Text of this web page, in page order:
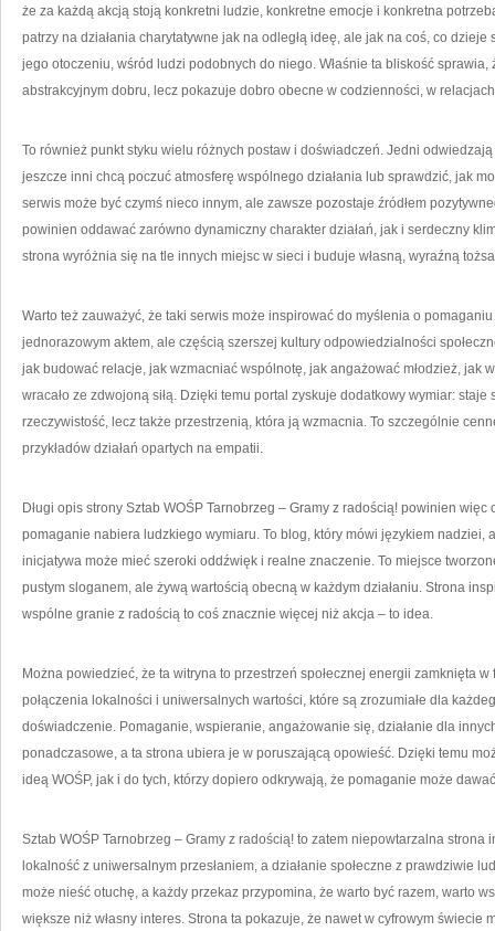
że za każdą akcją stoją konkretni ludzie, konkretne emocje i konkretna
patrzy na działania charytatywne jak na odległą ideę, ale jak na coś, co
jego otoczeniu, wśród ludzi podobnych do niego. Właśnie ta bliskość
abstrakcyjnym dobru, lecz pokazuje dobro obecne w codzienności, w
To również punkt styku wielu różnych postaw i doświadczeń. Jedni
jeszcze inni chcą poczuć atmosferę wspólnego działania lub sprawdzić, jak
serwis może być czymś nieco innym, ale zawsze pozostaje źródłem
powinien oddawać zarówno dynamiczny charakter działań, jak i serdeczny
strona wyróżnia się na tle innych miejsc w sieci i buduje własną, wyraźną
Warto też zauważyć, że taki serwis może inspirować do myślenia o
jednorazowym aktem, ale częścią szerszej kultury odpowiedzialności
jak budować relacje, jak wzmacniać wspólnotę, jak angażować młodzież, jak
wracało ze zdwojoną siłą. Dzięki temu portal zyskuje dodatkowy wymiar:
rzeczywistość, lecz także przestrzenią, która ją wzmacnia. To szczególnie
przykładów działań opartych na empatii.
Długi opis strony Sztab WOŚP Tarnobrzeg – Gramy z radością! powinien
pomaganie nabiera ludzkiego wymiaru. To blog, który mówi językiem nadziei,
inicjatywa może mieć szeroki oddźwięk i realne znaczenie. To miejsce
pustym sloganem, ale żywą wartością obecną w każdym działaniu. Strona
wspólne granie z radością to coś znacznie więcej niż akcja – to idea.
Można powiedzieć, że ta witryna to przestrzeń społecznej energii zamknięta
połączenia lokalności i uniwersalnych wartości, które są zrozumiałe dla
doświadczenie. Pomaganie, wspieranie, angażowanie się, działanie dla
ponadczasowe, a ta strona ubiera je w poruszającą opowieść. Dzięki temu
ideą WOŚP, jak i do tych, którzy dopiero odkrywają, że pomaganie może
Sztab WOŚP Tarnobrzeg – Gramy z radością! to zatem niepowtarzalna strona
lokalność z uniwersalnym przesłaniem, a działanie społeczne z prawdziwie
może nieść otuchę, a każdy przekaz przypomina, że warto być razem, warto
większe niż własny interes. Strona ta pokazuje, że nawet w cyfrowym świecie